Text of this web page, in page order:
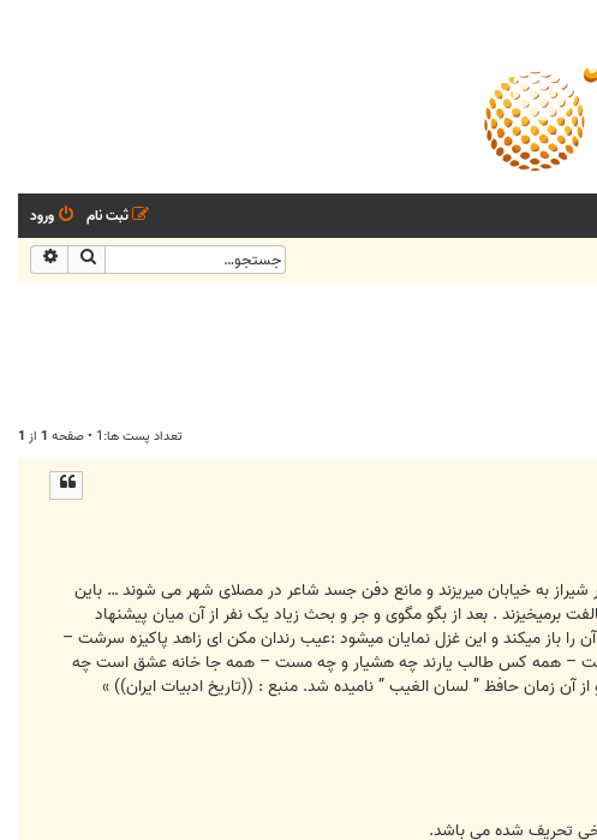
ورود
ثبت نام
جستجو
تعداد پست ها:1 • صفحه 1 از 1
ﺷﯿﺮﺍﺯ ﺑﻪ ﺧﯿﺎﺑﺎﻥ ﻣﯿﺮﯾﺰﻧﺪ ﻭ ﻣﺎﻧﻊ ﺩﻓﻦ ﺟﺴﺪ ﺷﺎﻋﺮ ﺩﺭ ﻣﺼﻼﯼ ﺷﻬﺮ ﻣﯽ ﺷﻮﻧﺪ … ﺑﺎﯾﻦ
ﺑﺮﻣﯿﺨﯿﺰﻧﺪ . ﺑﻌﺪ ﺍﺯ ﺑﮕﻮ ﻣﮕﻮﯼ ﻭ ﺟﺮ ﻭ ﺑﺤﺚ ﺯﯾﺎﺩ ﯾﮏ ﻧﻔﺮ ﺍﺯ ﺁﻥ ﻣﯿﺎﻥ ﭘﯿﺸﻨﻬﺎﺩ
ﺭﺍ ﺑﺎﺯ ﻣﯿﮑﻨﺪ ﻭ ﺍﯾﻦ ﻏﺰﻝ ﻧﻤﺎﯾﺎﻥ ﻣﯿﺸﻮﺩ :ﻋﯿﺐ ﺭﻧﺪﺍﻥ ﻣﮑﻦ ﺍﯼ ﺯﺍﻫﺪ ﭘﺎﮐﯿﺰﻩ ﺳﺮﺷﺖ –
ﮐﺸﺖ – ﻫﻤﻪ ﮐﺲ ﻃﺎﻟﺐ ﯾﺎﺭﻧﺪ ﭼﻪ ﻫﺸﯿﺎﺭ ﻭ ﭼﻪ ﻣﺴﺖ – ﻫﻤﻪ ﺟﺎ ﺧﺎﻧﻪ ﻋﺸﻖ ﺍﺳﺖ ﭼﻪ
ﺯﻣﺎﻥ ﺣﺎﻓﻆ ” ﻟﺴﺎﻥ ﺍﻟﻐﯿﺐ ” ﻧﺎﻣﯿﺪﻩ ﺷﺪ. منبع : ((ﺗﺎﺭﯾﺦ ﺍﺩﺑﯿﺎﺕ ﺍﯾﺮان)) »